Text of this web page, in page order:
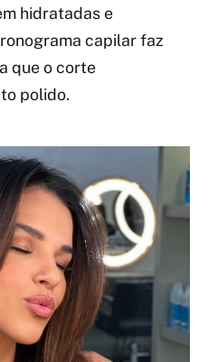
hidratadas e
capilar faz
que o corte
polido.